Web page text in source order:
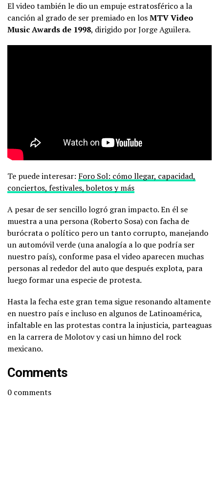
El video también le dio un empuje estratosférico a la
canción al grado de ser premiado en losMTV Video
Music Awards de 1998, dirigido por Jorge Aguilera.
Te puede interesar: Foro Sol: cómo llegar, capacidad,
conciertos, festivales, boletos y más
A pesar de ser sencillo logró gran impacto. En él se
muestra a una persona (Roberto Sosa) con facha de
burócrata o político pero un tanto corrupto, manejando
un automóvil verde (una analogía a lo que podría ser
nuestro país), conforme pasa el video aparecen muchas
personas al rededor del auto que después explota, para
luego formar una especie de protesta.
Hasta la fecha este gran tema sigue resonando altamente
en nuestro país e incluso en algunos de Latinoamérica,
infaltable en las protestas contra la injusticia, parteaguas
en la carrera de Molotov y casi un himno del rock
mexicano.
Comments
0 comments